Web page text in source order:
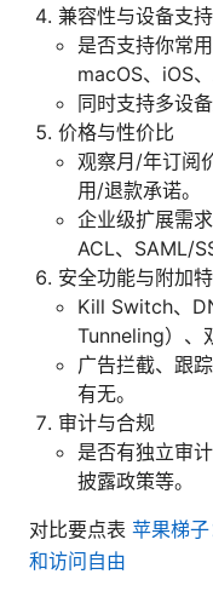
兼容性与设备支持
是否支持你常
macOS、iOS
同时支持多设
价格与性价比
观察月/年订阅
用/退款承诺。
企业级扩展需
ACL、SAML/
安全功能与附加
Kill Switch、
Tunneling）、
广告拦截、跟
有无。
审计与合规
是否有独立审
披露政策等。
对比要点表 苹果梯
和访问自由